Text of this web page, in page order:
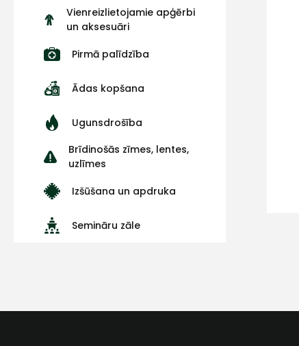
Vienreizlietojamie apģērbi
un aksesuāri
Pirmā palīdzība
Ādas kopšana
Ugunsdrošība
Brīdinošās zīmes, lentes,
uzlīmes
Izšūšana un apdruka
Semināru zāle